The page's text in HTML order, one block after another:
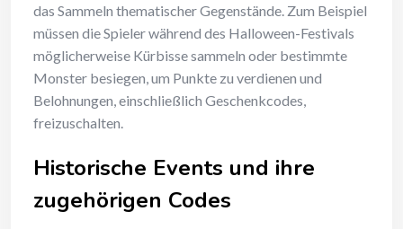
das Sammeln thematischer Gegenstände. Zum Beispiel
müssen die Spieler während des Halloween-Festivals
möglicherweise Kürbisse sammeln oder bestimmte
Monster besiegen, um Punkte zu verdienen und
Belohnungen, einschließlich Geschenkcodes,
freizuschalten.
Historische Events und ihre
zugehörigen Codes